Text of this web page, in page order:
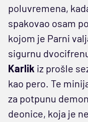
poluvremena,
spakovao osam
kojom je Parni
sigurnu
Karlik iz prošle
kao pero. Te
za potpunu
deonice, koja je